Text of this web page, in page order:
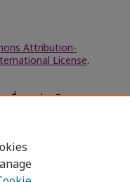
Attribution-
License.
เพื่อการประเมินคุณภาพภายนอก